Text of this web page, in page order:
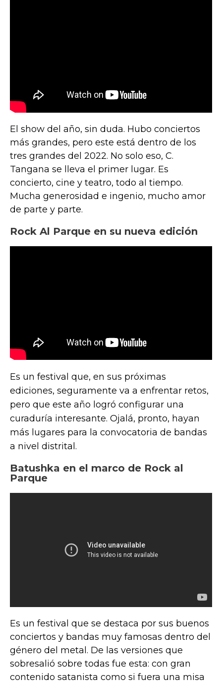
El show del año, sin duda. Hubo conciertos
más grandes, pero este está dentro de los
tres grandes del 2022. No solo eso, C.
Tangana se lleva el primer lugar. Es
concierto, cine y teatro, todo al tiempo.
Mucha generosidad e ingenio, mucho amor
de parte y parte.
Rock Al Parque en su nueva edición
Es un festival que, en sus próximas
ediciones, seguramente va a enfrentar retos,
pero que este año logró configurar una
curaduría interesante. Ojalá, pronto, hayan
más lugares para la convocatoria de bandas
a nivel distrital.
Batushka en el marco de Rock al
Parque
Es un festival que se destaca por sus buenos
conciertos y bandas muy famosas dentro del
género del metal. De las versiones que
sobresalió sobre todas fue esta: con gran
contenido satanista como si fuera una misa